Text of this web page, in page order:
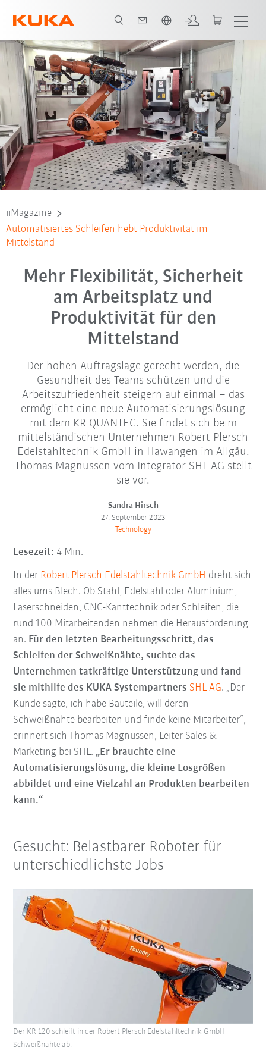
Gesundheitsschutz Werkzeuggeführt Familienunternehmen
iiMagazine
Automatisiertes Schleifen hebt Produktivität im
Mittelstand
Mehr Flexibilität, Sicherheit
am Arbeitsplatz und
Produktivität für den
Mittelstand
Der hohen Auftragslage gerecht werden, die
Gesundheit des Teams schützen und die
Arbeitszufriedenheit steigern auf einmal – das
ermöglicht eine neue Automatisierungslösung
mit dem KR QUANTEC. Sie findet sich beim
mittelständischen Unternehmen Robert Plersch
Edelstahltechnik GmbH in Hawangen im Allgäu.
Thomas Magnussen vom Integrator SHL AG stellt
sie vor.
Sandra Hirsch
27. September 2023
Technology
Lesezeit: 4 Min.
In der Robert Plersch Edelstahltechnik GmbH dreht sich
alles ums Blech. Ob Stahl, Edelstahl oder Aluminium,
Laserschneiden, CNC-Kanttechnik oder Schleifen, die
rund 100 Mitarbeitenden nehmen die Herausforderung
an. Für den letzten Bearbeitungsschritt, das
Schleifen der Schweißnähte, suchte das
Unternehmen tatkräftige Unterstützung und fand
sie mithilfe des KUKA Systempartners SHL AG. „Der
Kunde sagte, ich habe Bauteile, will deren
Schweißnähte bearbeiten und finde keine Mitarbeiter“,
erinnert sich Thomas Magnussen, Leiter Sales &
Marketing bei SHL. „Er brauchte eine
Automatisierungslösung, die kleine Losgrößen
abbildet und eine Vielzahl an Produkten bearbeiten
kann.“
Gesucht: Belastbarer Roboter für
unterschiedlichste Jobs
Der KR 120 schleift in der Robert Plersch Edelstahltechnik GmbH
Schweißnähte ab.